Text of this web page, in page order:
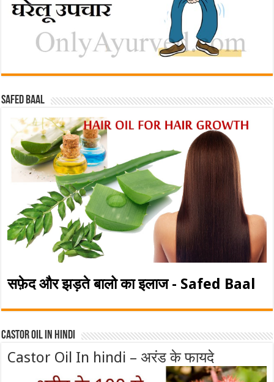
Safed baal
सफ़ेद और झड़ते बालो का इलाज - Safed Baal
Castor Oil In Hindi
Castor Oil In hindi – अरंड के फायदे